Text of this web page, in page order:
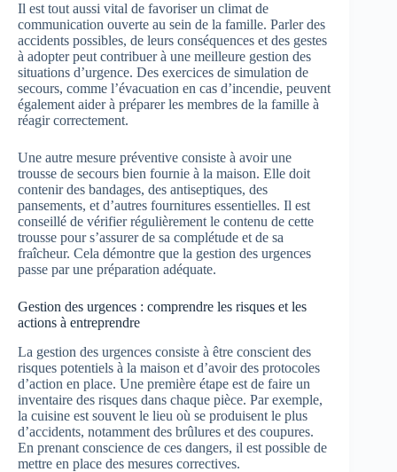
Il est tout aussi vital de favoriser un climat de
communication ouverte au sein de la famille. Parler des
accidents possibles, de leurs conséquences et des gestes
à adopter peut contribuer à une meilleure gestion des
situations d’urgence. Des exercices de simulation de
secours, comme l’évacuation en cas d’incendie, peuvent
également aider à préparer les membres de la famille à
réagir correctement.
Une autre mesure préventive consiste à avoir une
trousse de secours bien fournie à la maison. Elle doit
contenir des bandages, des antiseptiques, des
pansements, et d’autres fournitures essentielles. Il est
conseillé de vérifier régulièrement le contenu de cette
trousse pour s’assurer de sa complétude et de sa
fraîcheur. Cela démontre que la gestion des urgences
passe par une préparation adéquate.
Gestion des urgences : comprendre les risques et les
actions à entreprendre
La gestion des urgences consiste à être conscient des
risques potentiels à la maison et d’avoir des protocoles
d’action en place. Une première étape est de faire un
inventaire des risques dans chaque pièce. Par exemple,
la cuisine est souvent le lieu où se produisent le plus
d’accidents, notamment des brûlures et des coupures.
En prenant conscience de ces dangers, il est possible de
mettre en place des mesures correctives.